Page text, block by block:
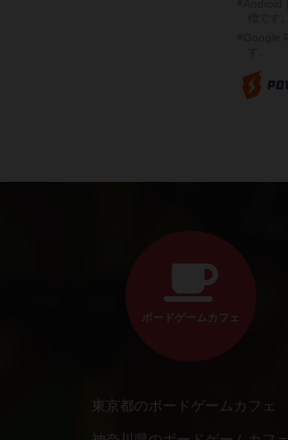
ボードゲームカフェ
東京都のボードゲームカフェ